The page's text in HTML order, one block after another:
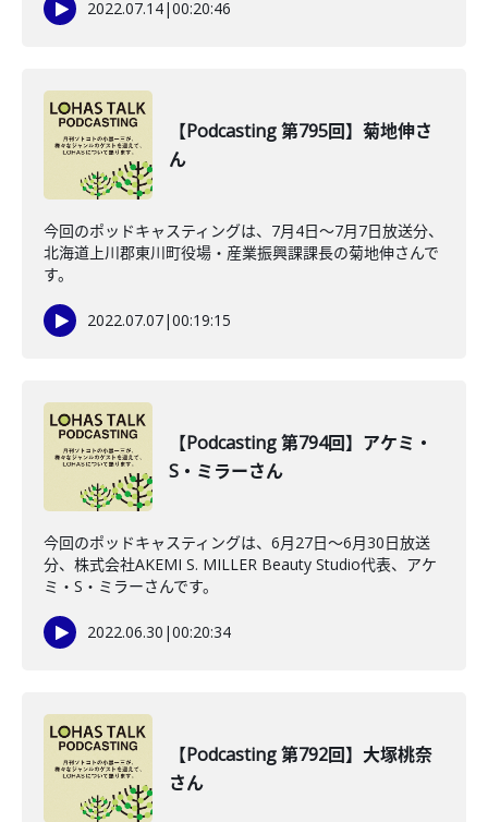
2022.07.14|00:20:46
【Podcasting 第795回】菊地伸さ
ん
今回のポッドキャスティングは、7月4日〜7月7日放送分、
北海道上川郡東川町役場・産業振興課課長の菊地伸さんで
す。
2022.07.07|00:19:15
【Podcasting 第794回】アケミ・
S・ミラーさん
今回のポッドキャスティングは、6月27日〜6月30日放送
分、株式会社AKEMI S. MILLER Beauty Studio代表、アケ
ミ・S・ミラーさんです。
2022.06.30 |00:20:34
【Podcasting 第792回】大塚桃奈
さん